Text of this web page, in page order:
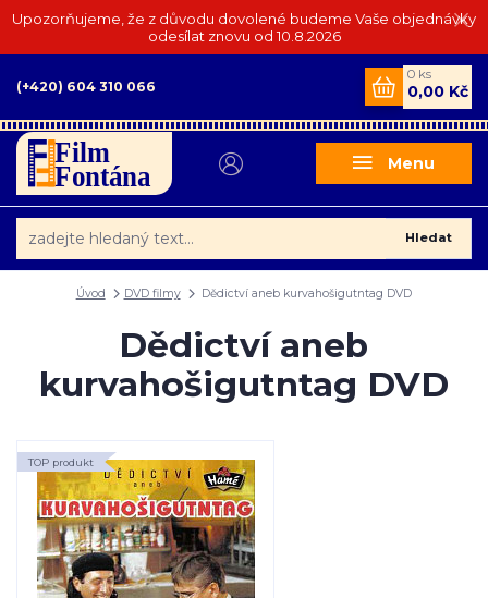
Upozorňujeme, že z důvodu dovolené budeme Vaše objednávky
odesílat znovu od 10.8.2026
Menu
Hledat
(+420) 604 310 066
0 ks
0,00 Kč
Úvod DVD filmy Dědictví aneb kurvahošigutntag DVD
Dědictví aneb
kurvahošigutntag DVD
TOP produkt